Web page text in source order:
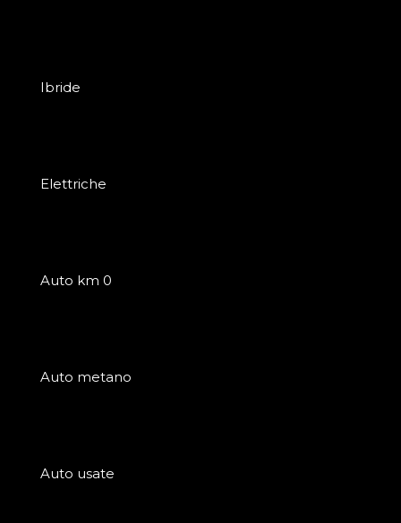
Ibride
Elettriche
Auto km 0
Auto metano
Auto usate